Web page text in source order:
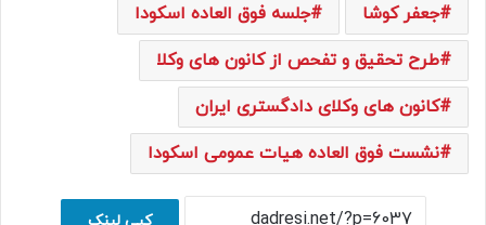
جعفر کوشا
جلسه فوق العاده اسکودا
طرح تحقیق و تفحص از کانون های وکلا
کانون های وکلای دادگستری ایران
نشست فوق العاده هیات عمومی اسکودا
کپی لینک